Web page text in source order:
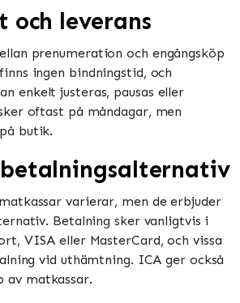
leverans
prenumeration och engångsköp
ingen bindningstid, och
enkelt justeras, pausas eller
oftast på måndagar, men
butik​​​​.
betalningsalternativ
varierar, men de erbjuder
Betalning sker vanligtvis i
VISA eller MasterCard, och vissa
vid uthämtning. ICA ger också
av matkassar​​.